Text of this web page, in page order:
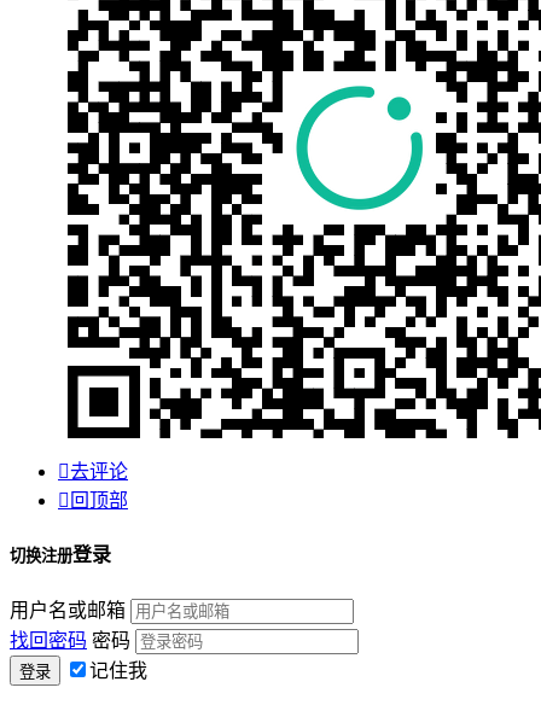
去评论
 回顶部
切换注册登录
用户名或邮箱
找回密码 密码
记住我